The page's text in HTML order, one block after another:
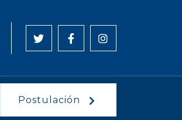
Postulación